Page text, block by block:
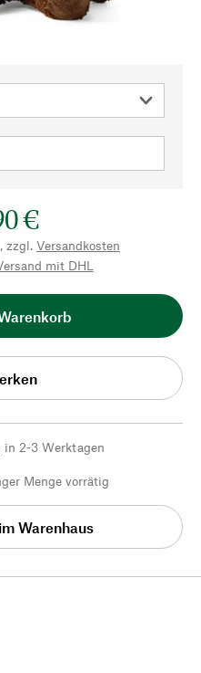
€
zzgl. Versandkosten
mit DHL
in 2-3 Werktagen
Menge vorrätig
Warenhaus